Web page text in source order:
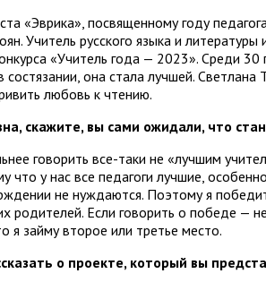
«Эврика», посвященному году
Учитель русского языка и
«Учитель года — 2023». Среди
она стала лучшей. Светлана
любовь к чтению.
скажите, вы сами ожидали, что
говорить все-таки не «лучшим
что у нас все педагоги лучшие,
не нуждаются. Поэтому я
родителей. Если говорить о победе —
я займу второе или третье место.
о проекте, который вы